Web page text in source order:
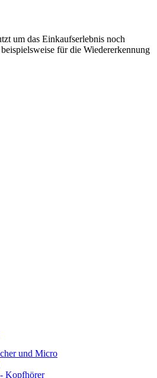
um das Einkaufserlebnis noch
für die Wiedererkennung
und Micro
Kopfhörer